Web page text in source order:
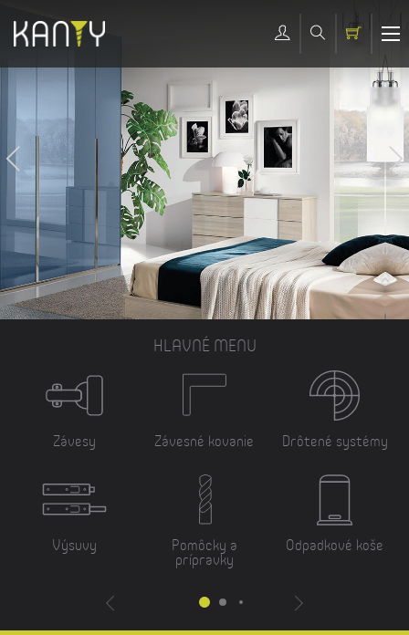
HLAVNÉ MENU
Závesy
Výsuvy
Závesné kovanie
Pomôcky a
prípravky
Drôtené systémy
Odpadkové koše